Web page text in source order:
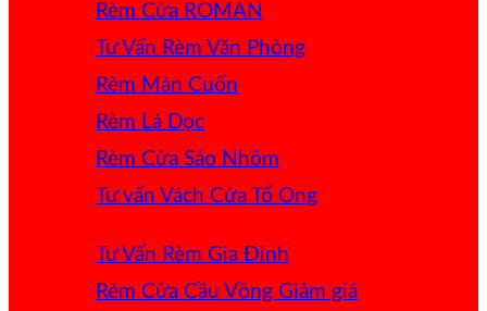
Rèm Cửa ROMAN
Tư Vấn Rèm Văn Phòng
Rèm Màn Cuốn
Rèm Lá Dọc
Rèm Cửa Sáo Nhôm
Tư vấn Vách Cửa Tổ Ong
Tư Vấn Rèm Gia Đình
Rèm Cửa Cầu Vồng